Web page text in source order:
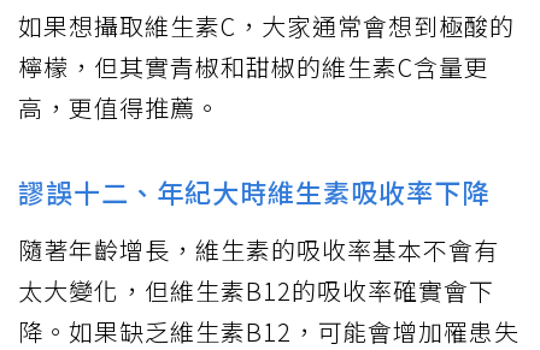
如果想攝取維生素C，大家通常會想到極酸的
檸檬，但其實青椒和甜椒的維生素C含量更
高，更值得推薦。
謬誤十二、年紀大時維生素吸收率下降
隨著年齡增長，維生素的吸收率基本不會有
太大變化，但維生素B12的吸收率確實會下
降。如果缺乏維生素B12，可能會增加罹患失